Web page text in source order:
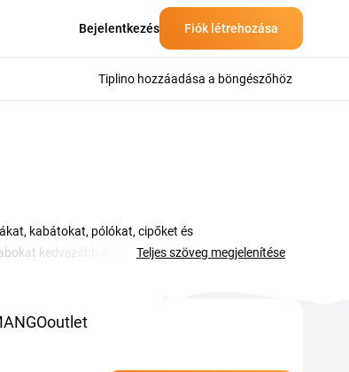
Bejelentkezés Fiók létrehozása
Tiplino hozzáadása a böngészőhöz
kabátokat, pólókat, cipőket és
kedvezőbb áron szerezheted be, az áruház
így a kedvenc ruhadarabjaid alacsonyabb
pedig mindig kézzel írd be a kosár megfelelő
Teljes szöveg megjelenítése